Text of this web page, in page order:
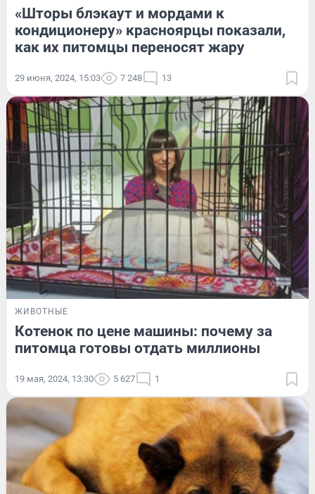
«Шторы блэкаут и мордами к
кондиционеру» красноярцы показали,
как их питомцы переносят жару
29 июня, 2024, 15:03 7 248 13
ЖИВОТНЫЕ
Котенок по цене машины: почему за
питомца готовы отдать миллионы
19 мая, 2024, 13:30 5 627 1